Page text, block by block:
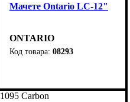
Мачете Ontario LC-12"
ONTARIO
08293
1095 Carbon